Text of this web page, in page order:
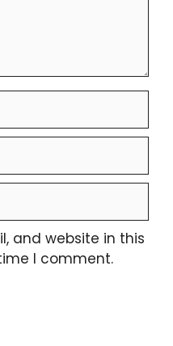
and website in this
I comment.